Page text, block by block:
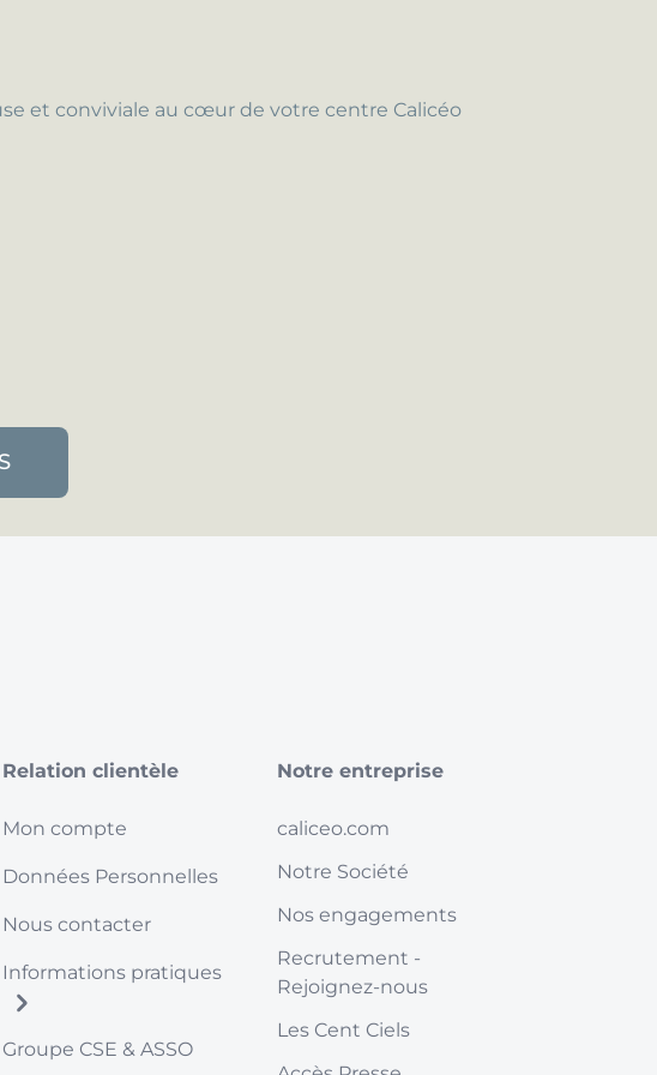
et conviviale au cœur de votre centre Calicéo
Relation clientèle
Mon compte
Données Personnelles
Nous contacter
Informations pratiques
Groupe CSE & ASSO
Notre entreprise
caliceo.com
Notre Société
Nos engagements
Recrutement -
Rejoignez-nous
Les Cent Ciels